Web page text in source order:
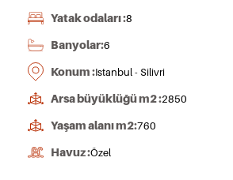
Yatak odaları :8
Banyolar:6
Konum :Istanbul - Silivri
Arsa büyüklüğü m2 :2850
Yaşam alanı m2:760
Havuz :Özel